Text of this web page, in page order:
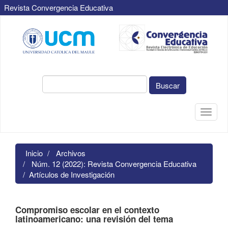
Revista Convergencia Educativa
principal
Contenido
principal
Buscar
Toggle
Inicio
Archivos
Núm. 12 (2022): Revista Convergencia Educativa
Artículos de Investigación
Compromiso escolar en el contexto
latinoamericano: una revisión del tema